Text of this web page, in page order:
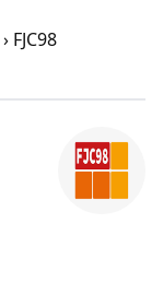
› FJC98